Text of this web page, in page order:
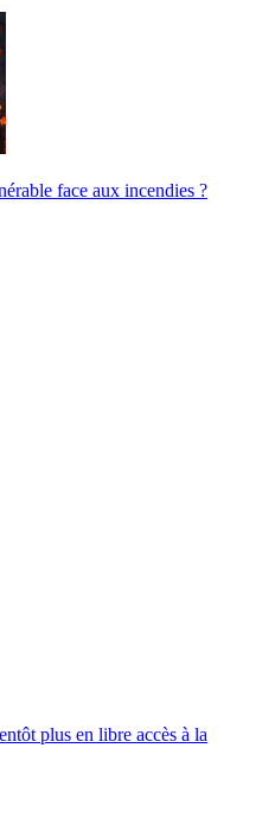
face aux incendies ?
plus en libre accès à la